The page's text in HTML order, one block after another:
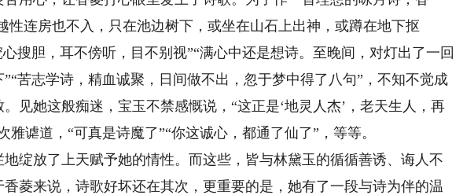
性连房也不入，只在池边树下，或坐在山石上出神，或蹲在地下抠
搜胆，耳不傍听，目不别视”“满心中还是想诗。至晚间，对灯出了一回
苦志学诗，精血诚聚，日间做不出，忽于梦中得了八句”，不知不觉成
见她这般痴迷，宝玉不禁感慨说，“这正是‘地灵人杰’，老天生人，再
雅谑道，“可真是诗魔了”“你这诚心，都通了仙了”，等等。
放了上天赋予她的情性。而这些，皆与林黛玉的循循善诱、诲人不
菱来说，诗歌好坏还在其次，更重要的是，她有了一段与诗为伴的温